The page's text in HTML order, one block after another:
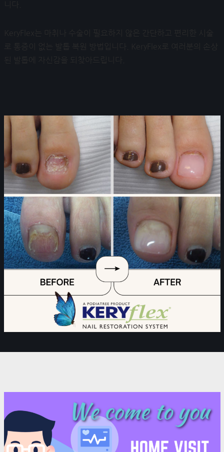
니다.
KeryFlex는 마취나 수술이 필요하지 않은 간단하고 편리한 시술
로 통증이 없는 발톱 복원 방법입니다. KeryFlex로 여러분의 손상
된 발톱에 자신감을 되찾아드립니다.